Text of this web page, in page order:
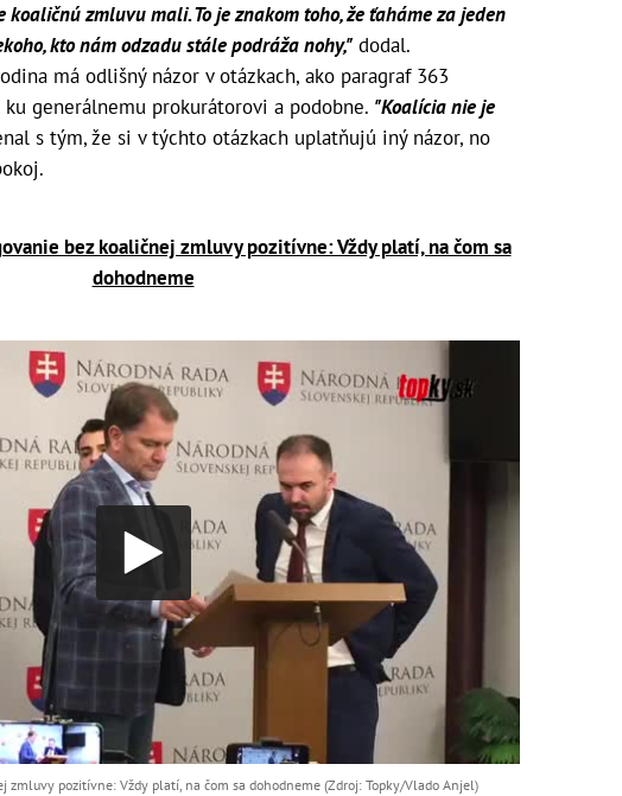
zmluvu mali. To je znakom toho, že ťaháme za jeden
kto nám odzadu stále podráža nohy," dodal.
má odlišný názor v otázkach, ako paragraf 363
generálnemu prokurátorovi a podobne. "Koalícia nie je
s tým, že si v týchto otázkach uplatňujú iný názor, no
bez koaličnej zmluvy pozitívne: Vždy platí, na čom sa
dohodneme
zmluvy pozitívne: Vždy platí, na čom sa dohodneme (Zdroj: Topky/Vlado Anjel)